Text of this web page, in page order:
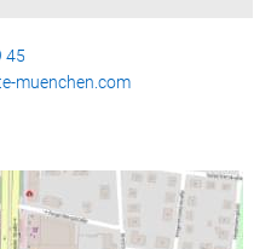
45
muenchen.com